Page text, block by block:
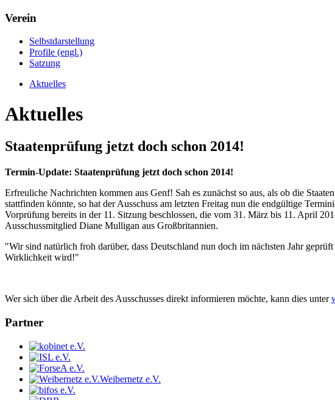
Verein
Selbstdarstellung
Profile (engl.)
Satzung
Aktuelles
Aktuelles
Staatenprüfung jetzt doch schon 2014!
Termin-Update: Staatenprüfung jetzt doch schon 2014!
Erfreuliche Nachrichten kommen aus Genf! Sah es zunächst so aus, als ob die
stattfinden könnte, so hat der Ausschuss am letzten Freitag nun die endgültige
Vorprüfung bereits in der 11. Sitzung beschlossen, die vom 31. März bis 11. April
Ausschussmitglied Diane Mulligan aus Großbritannien.
"Wir sind natürlich froh darüber, dass Deutschland nun doch im nächsten Jahr
Wirklichkeit wird!"
Wer sich über die Arbeit des Ausschusses direkt informieren möchte, kann dies unter
Partner
Weibernetz e.V.